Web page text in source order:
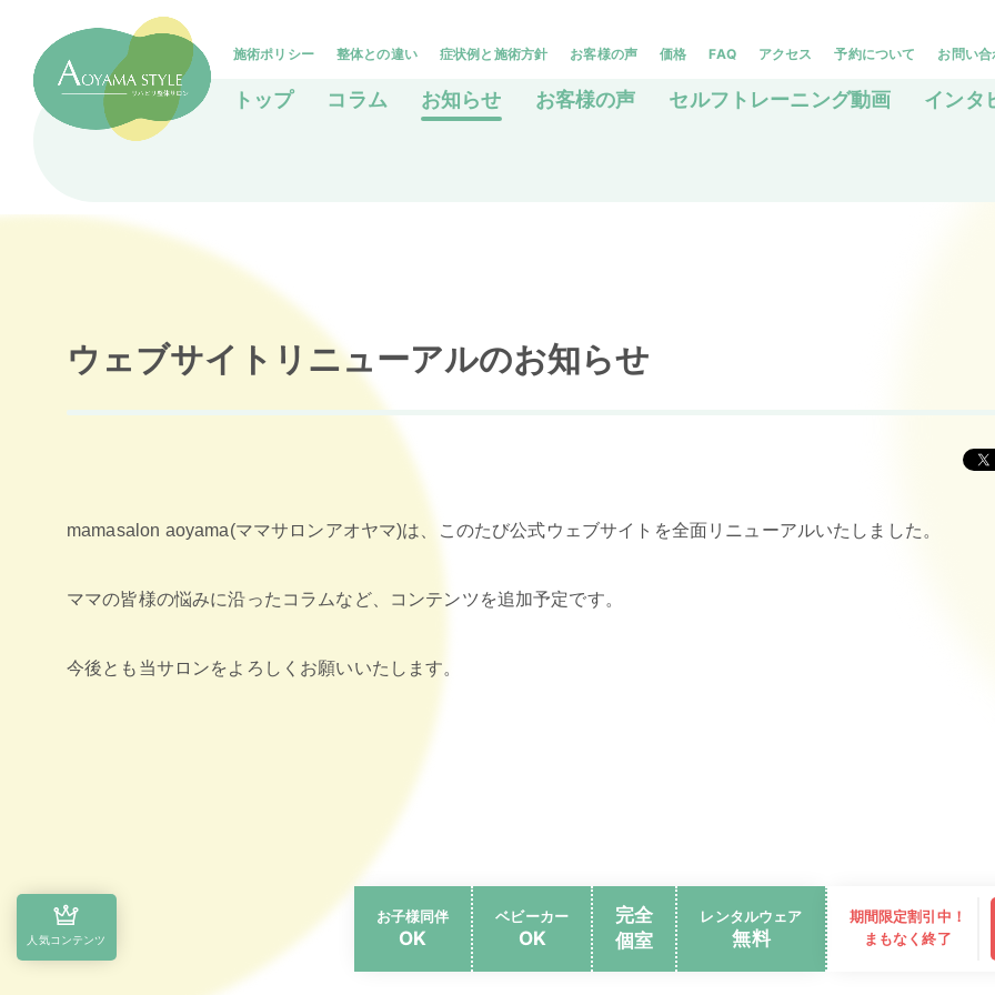
施術ポリシー 整体との違い 症状例と施術方針 お客様の声 価格 FAQ アクセス 予約について お問い合
トップ コラム お知らせ お客様の声 セルフトレーニング動画 インタ
ウェブサイトリニューアルのお知らせ
mamasalon aoyama(ママサロンアオヤマ)は、このたび公式ウェブサイトを全面リニューアルいたしました。
ママの皆様の悩みに沿ったコラムなど、コンテンツを追加予定です。
今後とも当サロンをよろしくお願いいたします。
お子様同伴
OK
ベビーカー
OK
完全
個室
レンタルウェア
無料
期間限定割引中！
まもなく終了
人気コンテンツ